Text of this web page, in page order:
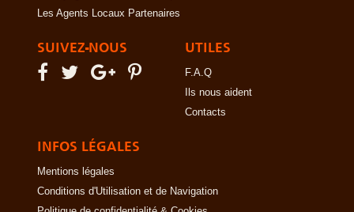
Les Agents Locaux Partenaires
SUIVEZ-NOUS UTILES
F.A.Q
Ils nous aident
Contacts
INFOS LÉGALES
Mentions légales
Conditions d'Utilisation et de Navigation